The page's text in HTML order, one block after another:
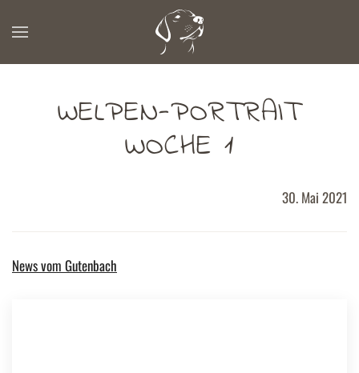
Zum Hauptinhalt springen
WELPEN-PORTRAIT
WOCHE 1
30. Mai 2021
News vom Gutenbach